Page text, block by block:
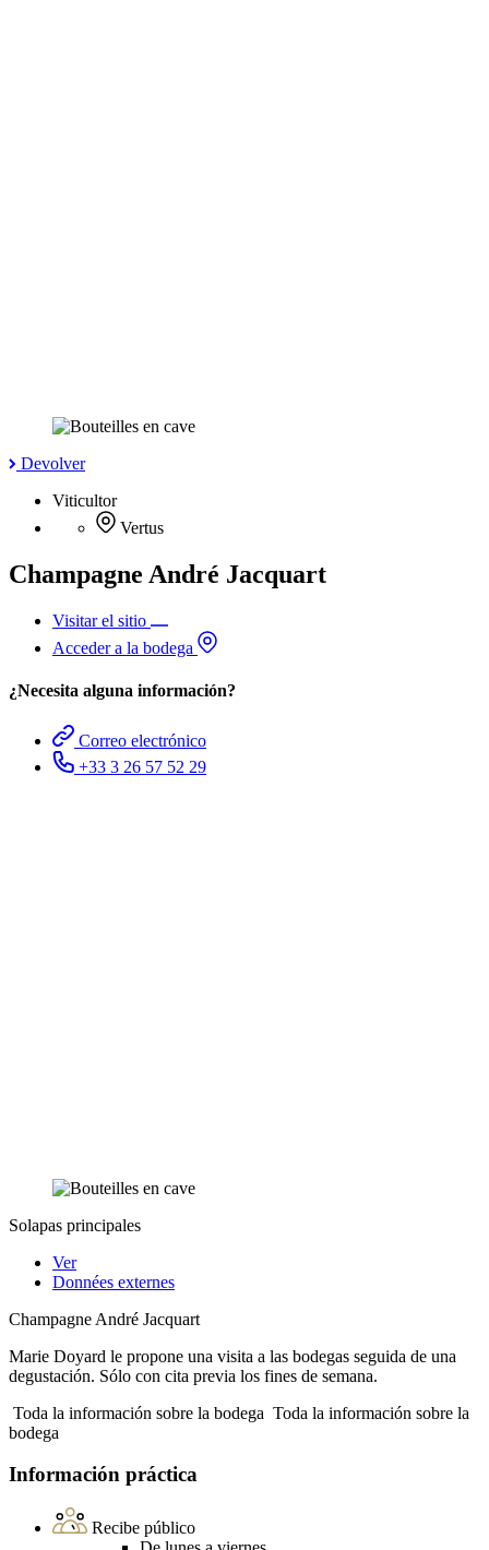
Devolver
Viticultor
Vertus
Champagne André Jacquart
Visitar el sitio
Acceder a la bodega
¿Necesita alguna información?
Correo electrónico
+33 3 26 57 52 29
Solapas principales
Ver
Données externes
Champagne André Jacquart
Marie Doyard le propone una visita a las bodegas seguida de una
degustación. Sólo con cita previa los fines de semana.
Toda la información sobre la bodega Toda la información sobre la
bodega
Información práctica
Recibe público